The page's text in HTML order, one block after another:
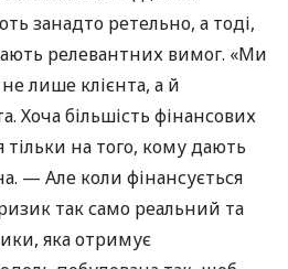
занадто ретельно, а тоді,
релевантних вимог. «Ми
лише клієнта, а й
Хоча більшість фінансових
тільки на того, кому дають
— Але коли фінансується
так само реальний та
яка отримує